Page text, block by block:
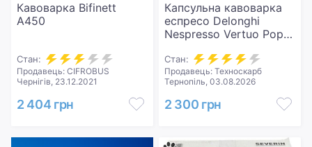
Кавоварка Bifinett
A450
Стан:
Продавець: CIFROBUS
Чернігів, 23.12.2021
2 404 грн
Капсульна кавоварка
еспресо Delonghi
Nespresso Vertuo Pop
Стан:
Продавець: Техноскарб
Тернопіль, 03.08.2026
2 300 грн